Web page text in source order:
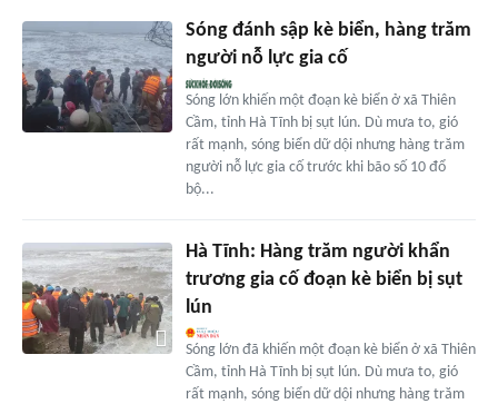
Sóng đánh sập kè biển, hàng trăm
người nỗ lực gia cố
Sóng lớn khiến một đoạn kè biển ở xã Thiên
Cầm, tỉnh Hà Tĩnh bị sụt lún. Dù mưa to, gió
rất mạnh, sóng biển dữ dội nhưng hàng trăm
người nỗ lực gia cố trước khi bão số 10 đổ
bộ...
Hà Tĩnh: Hàng trăm người khẩn
trương gia cố đoạn kè biển bị sụt
lún
Sóng lớn đã khiến một đoạn kè biển ở xã Thiên
Cầm, tỉnh Hà Tĩnh bị sụt lún. Dù mưa to, gió
rất mạnh, sóng biển dữ dội nhưng hàng trăm